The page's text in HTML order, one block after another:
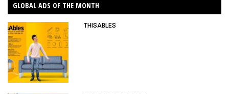
GLOBAL ADS OF THE MONTH
THISABLES